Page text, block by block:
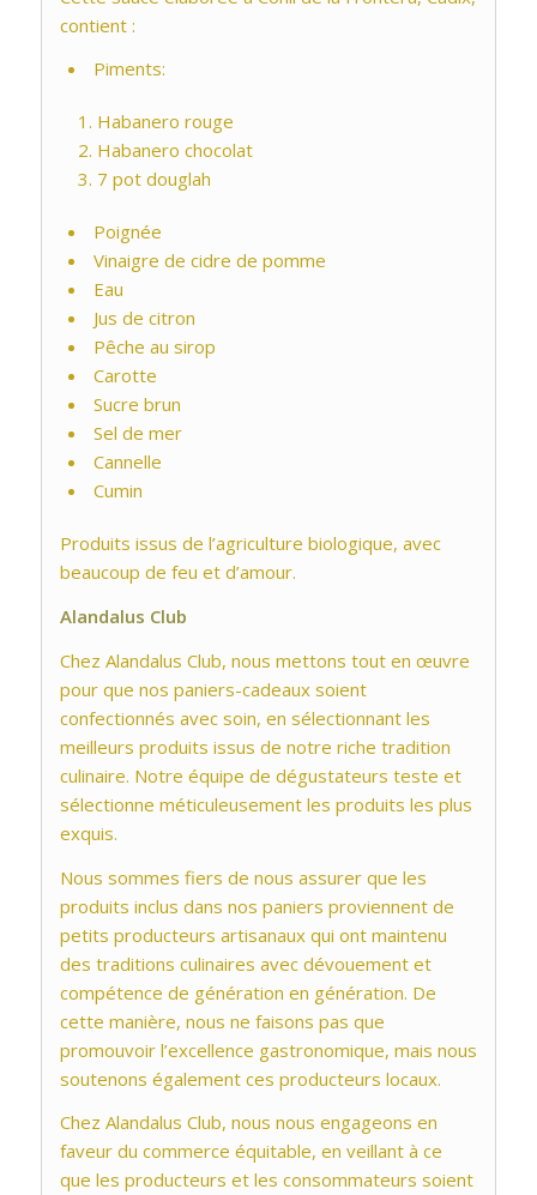
contient :
Piments:
Habanero rouge
Habanero chocolat
7 pot douglah
Poignée
Vinaigre de cidre de pomme
Eau
Jus de citron
Pêche au sirop
Carotte
Sucre brun
Sel de mer
Cannelle
Cumin
Produits issus de l’agriculture biologique, avec
beaucoup de feu et d’amour.
Alandalus Club
Chez Alandalus Club, nous mettons tout en œuvre
pour que nos paniers-cadeaux soient
confectionnés avec soin, en sélectionnant les
meilleurs produits issus de notre riche tradition
culinaire. Notre équipe de dégustateurs teste et
sélectionne méticuleusement les produits les plus
exquis.
Nous sommes fiers de nous assurer que les
produits inclus dans nos paniers proviennent de
petits producteurs artisanaux qui ont maintenu
des traditions culinaires avec dévouement et
compétence de génération en génération. De
cette manière, nous ne faisons pas que
promouvoir l’excellence gastronomique, mais nous
soutenons également ces producteurs locaux.
Chez Alandalus Club, nous nous engageons en
faveur du commerce équitable, en veillant à ce
que les producteurs et les consommateurs soient